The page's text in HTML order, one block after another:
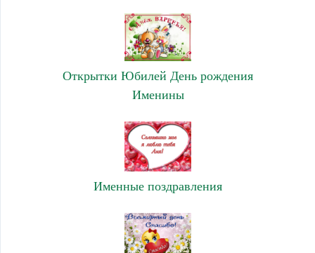
Открытки Юбилей День рождения
Именины
Именные поздравления